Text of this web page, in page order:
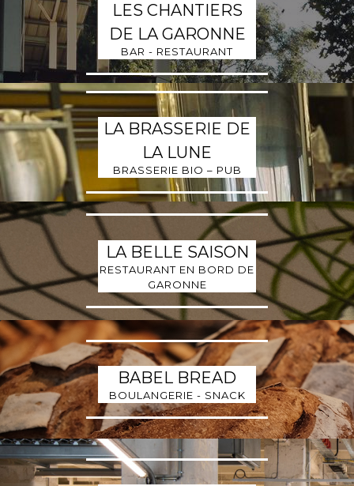
LES CHANTIERS
DE LA GARONNE
BAR - RESTAURANT
LA BRASSERIE DE
LA LUNE
BRASSERIE BIO – PUB
LA BELLE SAISON
RESTAURANT EN BORD DE
GARONNE
BABEL BREAD
BOULANGERIE - SNACK